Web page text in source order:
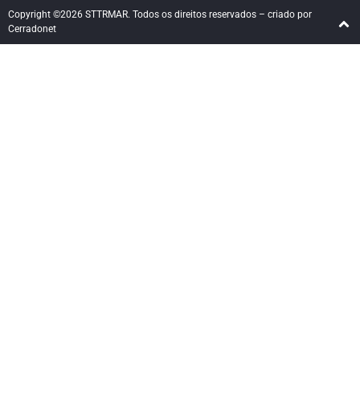
Copyright ©2026 STTRMAR. Todos os direitos reservados – criado por
Cerradonet